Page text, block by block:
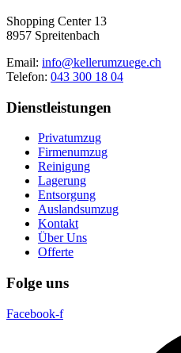
Shopping Center 13
8957 Spreitenbach
Email: info@kellerumzuege.ch
Telefon: 043 300 18 04
Dienstleistungen
Privatumzug
Firmenumzug
Reinigung
Lagerung
Entsorgung
Auslandsumzug
Kontakt
Über Uns
Offerte
Folge uns
Facebook-f